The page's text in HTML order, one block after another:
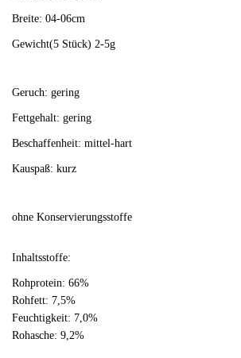
Breite: 04-06cm
Gewicht(5 Stück) 2-5g
Geruch: gering
Fettgehalt: gering
Beschaffenheit: mittel-hart
Kauspaß: kurz
ohne Konservierungsstoffe
Inhaltsstoffe:
Rohprotein: 66%
Rohfett: 7,5%
Feuchtigkeit: 7,0%
Rohasche: 9,2%